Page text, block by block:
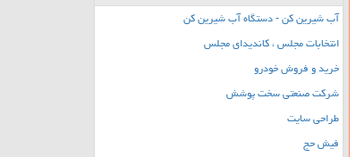
آب شیرین کن - دستگاه آب شیرین کن
انتخابات مجلس ، کاندیدای مجلس
خرید و فروش خودرو
شرکت صنعتی سخت پوشش
طراحی سایت
فیش حج